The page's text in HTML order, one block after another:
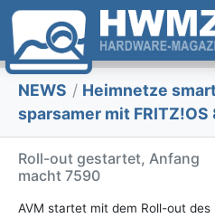
NEWS / Heimnetze
sparsamer mit FRITZ!OS
Roll-out gestartet, Anfang
macht 7590
AVM startet mit dem Roll-out des